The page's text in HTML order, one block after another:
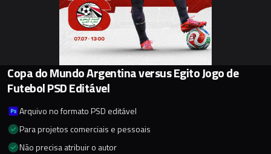
Copa do Mundo Argentina versus Egito Jogo de
Futebol PSD Editável
Arquivo no formato PSD editável
Para projetos comerciais e pessoais
Não precisa atribuir o autor